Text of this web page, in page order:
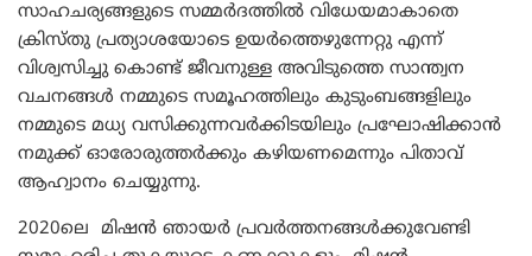
സാഹചര്യങ്ങളുടെ സമ്മർദത്തിൽ വിധേയമാകാതെ
ക്രിസ്തു പ്രത്യാശയോടെ ഉയർത്തെഴുന്നേറ്റു എന്ന്
വിശ്വസിച്ചു കൊണ്ട് ജീവനുള്ള അവിടുത്തെ സാന്ത്വന
വചനങ്ങൾ നമ്മുടെ സമൂഹത്തിലും കുടുംബങ്ങളിലും
നമ്മുടെ മധ്യ വസിക്കുന്നവർക്കിടയിലും പ്രഘോഷിക്കാൻ
നമുക്ക് ഓരോരുത്തർക്കും കഴിയണമെന്നും പിതാവ്
ആഹ്വാനം ചെയ്യുന്നു.
2020ലെ മിഷൻ ഞായർ പ്രവർത്തനങ്ങൾക്കുവേണ്ടി